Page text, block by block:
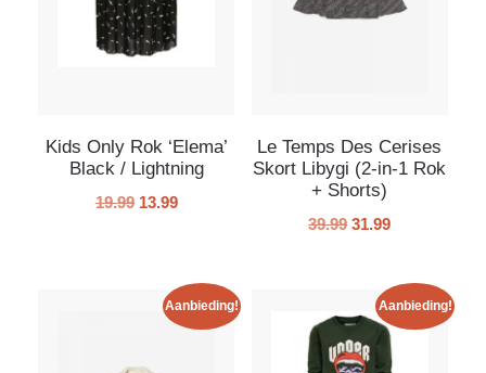
Kids Only Rok ‘Elema’
Black / Lightning
19.99 13.99
Le Temps Des Cerises
Skort Libygi (2-in-1 Rok
+ Shorts)
39.99 31.99
Aanbieding! Aanbieding!